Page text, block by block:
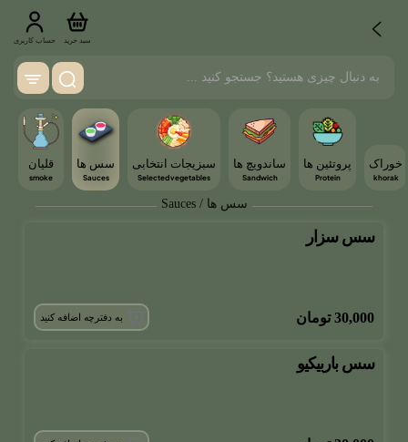
حساب کاربری سبد خرید
خوراک
khorak
پروتئین ها
Protein
ساندویچ ها
Sandwich
سبزیجات انتخابی
Selected vegetables
سس ها
Sauces
قلیان
smoke
سس ها / Sauces
سس سزار
30,000 تومان به دفترچه اضافه کنید
سس باربیکیو